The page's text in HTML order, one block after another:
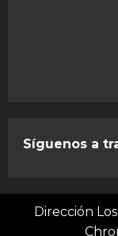
Síguenos a
Dirección